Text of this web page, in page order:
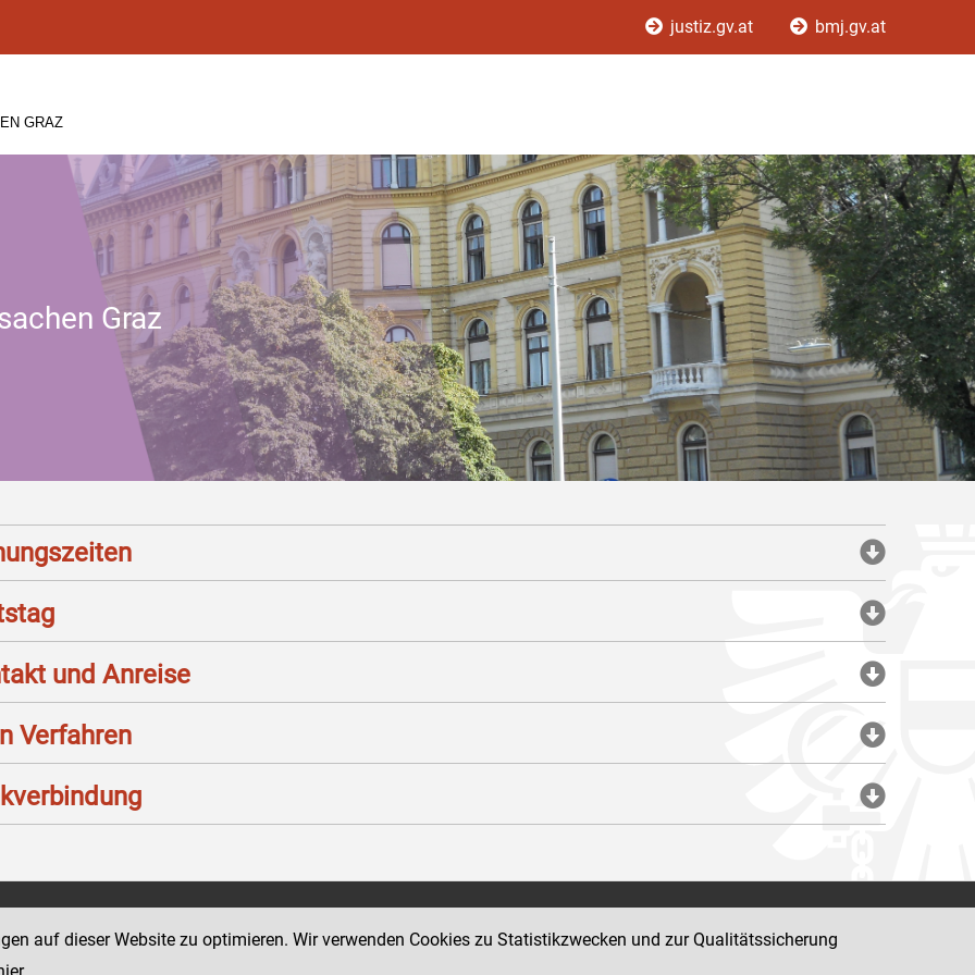
justiz.gv.at bmj.gv.at
GRAZ
Graz
und Anreise
Verfahren
49
der Justiz und des BMJ
Impressum
auf dieser Website zu optimieren. Wir verwenden Cookies zu Statistikzwecken und zur Qualitätssicherung